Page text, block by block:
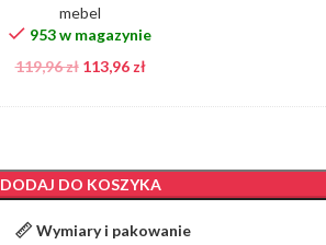
jak
mebel
mebel
953 w magazynie
119,96zł 113,96 zł
DODAJ DO KOSZYKA
Wymiary i pakowanie